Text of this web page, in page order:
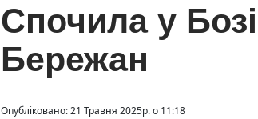
Спочила у
Бережан
Опубліковано: 21 Травня 2025р. о 11:18